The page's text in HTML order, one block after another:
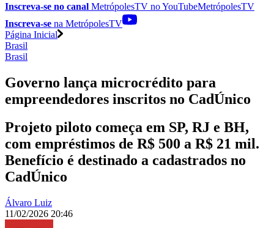
Inscreva-se no canal MetrópolesTV noYouTubeMetrópolesTV
Inscreva-se na MetrópolesTV
Página Inicial
Brasil
Brasil
Governo lança microcrédito para
empreendedores inscritos no CadÚnico
Projeto piloto começa em SP, RJ e BH,
com empréstimos de R$ 500 a R$ 21 mil.
Benefício é destinado a cadastrados no
CadÚnico
Álvaro Luiz
11/02/2026 20:46